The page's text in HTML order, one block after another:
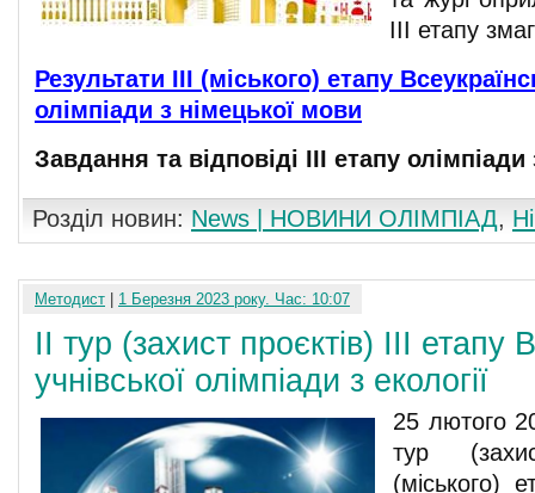
ІІІ етапу
Результати ІІІ (міського) етапу
олімпіади з німецької мови
Завдання та відповіді ІІI етапу
Розділ новин: News | НОВИНИ ОЛІМПІАД,
Методист 1 Березня 2023 року. Час: 10:07
ІІ тур (захист проєктів) III етапу
учнівської олімпіади з екології
25 лютого
тур
(міського)